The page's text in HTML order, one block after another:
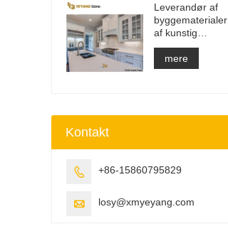
Slab
Leverandør af
byggematerialer
af kunstig
kvartssten med
fast overflade
mere
Kontakt
 +86-15860795829
 losy@xmyeyang.com